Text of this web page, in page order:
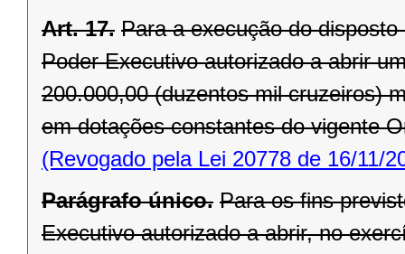
Art. 17. Para a execução do
Poder Executivo autorizado a abrir
200.000,00 (duzentos mil cruzeiros)
em dotações constantes do vigente
(Revogado pela Lei 20778 de 16/11/
Parágrafo único. Para os fins
Executivo autorizado a abrir, no